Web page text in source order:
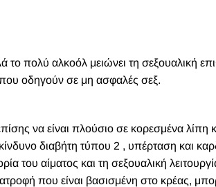
πολύ αλκοόλ μειώνει τη σεξουαλική
που οδηγούν σε μη ασφαλές σεξ.
να είναι πλούσιο σε κορεσμένα λίπη
διαβήτη τύπου 2 , υπέρταση και
αίματος και τη σεξουαλική
που είναι βασισμένη στο κρέας,